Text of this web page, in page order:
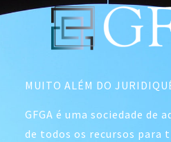
MUITO ALÉM DO
GFGA é uma sociedade de
de todos os recursos para